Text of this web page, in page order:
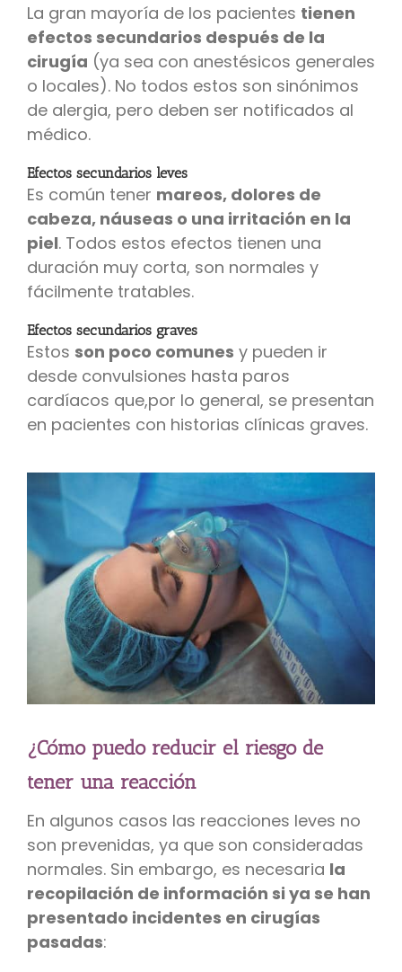
La gran mayoría de los pacientes tienen
efectos secundarios después de la
cirugía (ya sea con anestésicos generales
o locales). No todos estos son sinónimos
de alergia, pero deben ser notificados al
médico.
Efectos secundarios leves
Es común tener mareos, dolores de
cabeza, náuseas o una irritación en la
piel. Todos estos efectos tienen una
duración muy corta, son normales y
fácilmente tratables.
Efectos secundarios graves
Estos son poco comunes y pueden ir
desde convulsiones hasta paros
cardíacos que,por lo general, se presentan
en pacientes con historias clínicas graves.
¿Cómo puedo reducir el riesgo de
tener una reacción
En algunos casos las reacciones leves no
son prevenidas, ya que son consideradas
normales. Sin embargo, es necesaria la
recopilación de información si ya se han
presentado incidentes en cirugías
pasadas: